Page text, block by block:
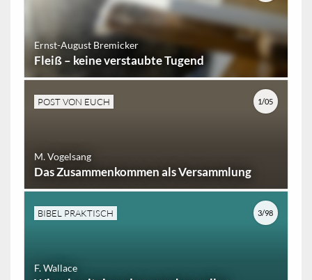
Ernst-August Bremicker
Fleiß – keine verstaubte Tugend
POST VON EUCH
M. Vogelsang
Das Zusammenkommen als Versammlung
1/05
BIBEL PRAKTISCH
F. Wallace
3/98